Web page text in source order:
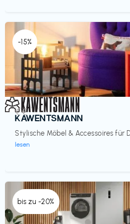
-15%
Einrichtung
KAWENTSMANN
Stylische Möbel & Accessoires für
lesen
€€‎
bis zu -20%